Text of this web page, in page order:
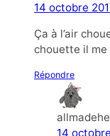
14 octobre
Ça à l’air
chouette il
Répondre
14